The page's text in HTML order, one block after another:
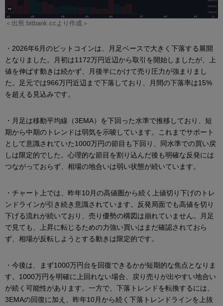
＜出所:bitbank.ccより作成＞
・2026年6月のビットコインは、月足ベースで大きく下落する展開
となりました。月初は1172万円近辺から取引を開始しましたが、上
値を伸ばす動きは続かず、月後半にかけて売り圧力が強まりまし
た。足元では966万円近辺まで下落しており、月間の下落率は15%
を超える見込みです。
・月足は移動平均線（3EMA）を下回った水準で推移しており、短
期から中期のトレンドは弱気を示唆しています。これまでサポート
として意識されていた1000万円の節目も下回り、同水準での買い戻
しは限定的でした。心理的な節目を割り込んだ後も明確な反発には
つながっておらず、相場の地合いは弱い状態が続いています。
・チャート上では、昨年10月の高値圏から続く上値切り下げのトレ
ンドラインが引き続き意識されています。反発局面でも高値を切り
下げる流れが続いており、売り優勢の構図は崩れていません。月足
で見ても、上昇に転じるための力強い買いはまだ確認されておら
ず、相場が反転しようとする動きは限定的です。
・今後は、まず1000万円台を回復できるかが短期的な焦点となりま
す。1000万円を明確に上回れない場合、戻り売りが出やすい地合い
が続く可能性があります。一方で、下落トレンドを転換するには、
3EMAの回復に加え、昨年10月から続く下落トレンドラインを上抜